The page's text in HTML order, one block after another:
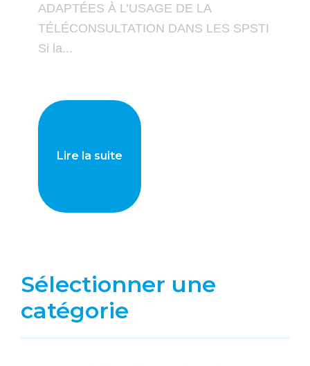
ADAPTÉES À L’USAGE DE LA
TÉLÉCONSULTATION DANS LES SPSTI
Si la...
Lire la suite
Sélectionner une
catégorie